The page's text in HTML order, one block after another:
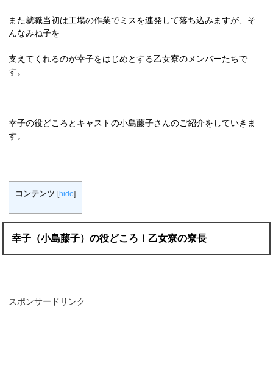
また就職当初は工場の作業でミスを連発して落ち込みますが、そ
んなみね子を
支えてくれるのが幸子をはじめとする乙女寮のメンバーたちで
す。
幸子の役どころとキャストの小島藤子さんのご紹介をしていきま
す。
コンテンツ [hide]
幸子（小島藤子）の役どころ！乙女寮の寮長
スポンサードリンク